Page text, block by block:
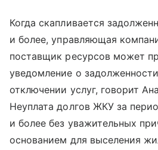
Когда скапливается
и более, управляющая
поставщик ресурсов может
уведомление о
отключении услуг, говорит
Неуплата долгов ЖКУ за
и более без уважительных
основанием для выселения